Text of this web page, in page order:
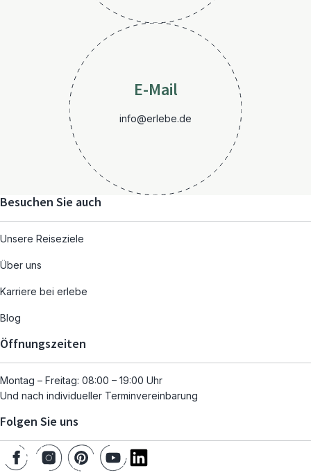
E-Mail
info@erlebe.de
Besuchen Sie auch
Unsere Reiseziele
Über uns
Karriere bei erlebe
Blog
Öffnungszeiten
Montag – Freitag: 08:00 – 19:00 Uhr
Und nach individueller Terminvereinbarung
Folgen Sie uns